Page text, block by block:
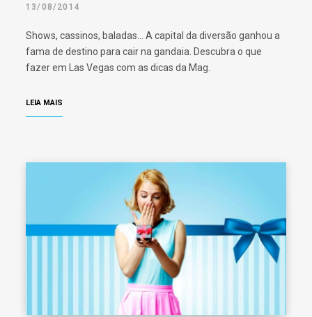
13/08/2014
Shows, cassinos, baladas… A capital da diversão ganhou a
fama de destino para cair na gandaia. Descubra o que
fazer em Las Vegas com as dicas da Mag.
LEIA MAIS